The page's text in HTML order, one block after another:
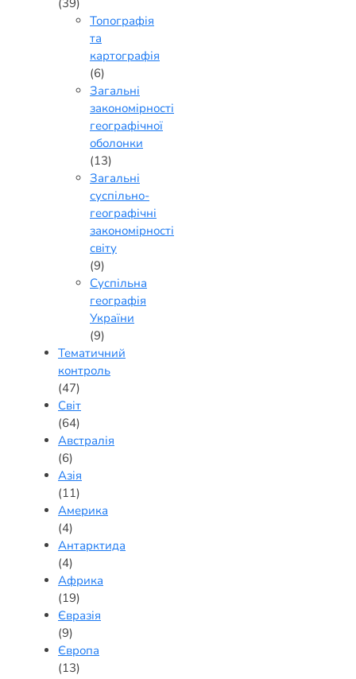
(39)
Топографія
та
картографія
(6)
Загальні
закономірності
географічної
оболонки
(13)
Загальні
суспільно-
географічні
закономірності
світу
(9)
Суспільна
географія
України
(9)
Тематичний
контроль
(47)
Світ
(64)
Австралія
(6)
Азія
(11)
Америка
(4)
Антарктида
(4)
Африка
(19)
Євразія
(9)
Європа
(13)